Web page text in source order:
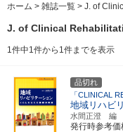
ホーム > 雑誌一覧 > J. of
J. of Clinical
1件中1件から1件までを表示
品切れ
「CLINICAL
地域リハビ
水間正澄 編
発行時参考価